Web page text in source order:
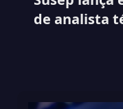
de analista